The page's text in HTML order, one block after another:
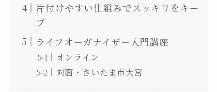
片付けやすい仕組みでスッキリをキー
プ
ライフオーガナイザー入門講座
オンライン
対面・さいたま市大宮